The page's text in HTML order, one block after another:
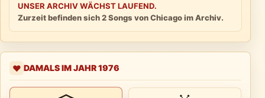
UNSER ARCHIV WÄCHST LAUFEND.
Zurzeit befinden sich 2 Songs von Chicago im Archiv.
❤️ DAMALS IM JAHR 1976